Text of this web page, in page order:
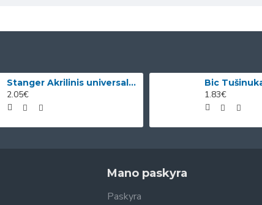
Stanger Akrilinis universalus lakas, žvilgančio aukso efektas, 82 ml, 1 vnt KI12780A
2.05€ 1.83€
Mano paskyra
Paskyra